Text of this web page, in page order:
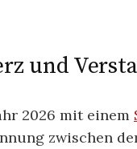
und
2026 mit einem
zwischen